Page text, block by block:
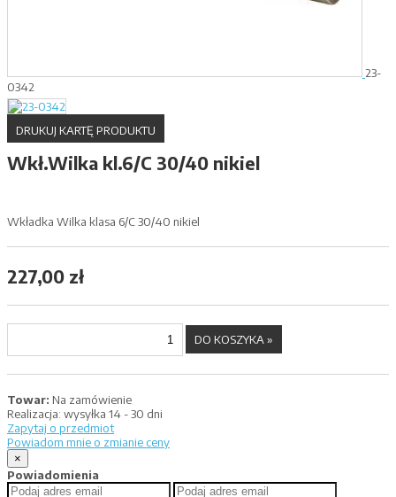
23-
0342
DRUKUJ KARTĘ PRODUKTU
Wkł.Wilka kl.6/C 30/40 nikiel
Wkładka Wilka klasa 6/C 30/40 nikiel
227,00 zł
Towar: Na zamówienie
Realizacja: wysyłka 14 - 30 dni
Zapytaj o przedmiot
Powiadom mnie o zmianie ceny
×
Powiadomienia